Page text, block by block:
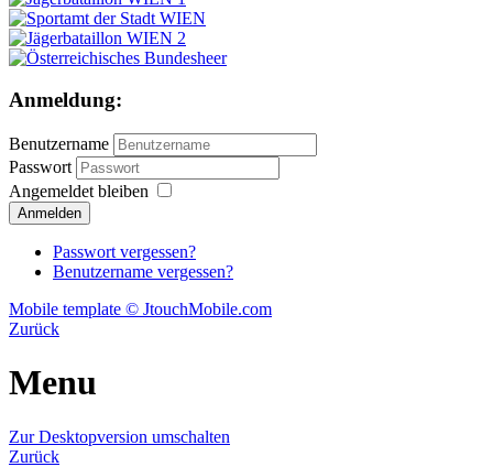
Anmeldung:
Benutzername
Passwort
Angemeldet bleiben
Passwort vergessen?
Benutzername vergessen?
Mobile template © JtouchMobile.com
Zurück
Menu
Zur Desktopversion umschalten
Zurück